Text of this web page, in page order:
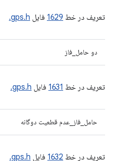
تعریف در خط 1629 فایل gps.h.
دو حامل_فاز
تعریف در خط 1631 فایل gps.h.
حامل_فاز_عدم قطعیت دوگانه
تعریف در خط 1632 فایل gps.h.